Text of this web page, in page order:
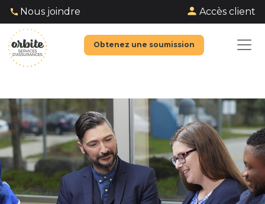
Nous joindre Accès client
Obtenez une soumission